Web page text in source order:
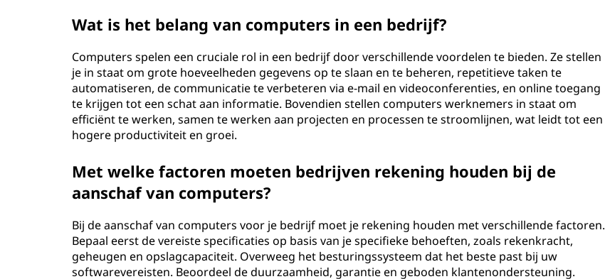
Wat is het belang van computers in een bedrijf?
Computers spelen een cruciale rol in een bedrijf door verschillende voordelen te bieden. Ze stellen
je in staat om grote hoeveelheden gegevens op te slaan en te beheren, repetitieve taken te
automatiseren, de communicatie te verbeteren via e-mail en videoconferenties, en online toegang
te krijgen tot een schat aan informatie. Bovendien stellen computers werknemers in staat om
efficiënt te werken, samen te werken aan projecten en processen te stroomlijnen, wat leidt tot een
hogere productiviteit en groei.
Met welke factoren moeten bedrijven rekening houden bij de
aanschaf van computers?
Bij de aanschaf van computers voor je bedrijf moet je rekening houden met verschillende factoren.
Bepaal eerst de vereiste specificaties op basis van je specifieke behoeften, zoals rekenkracht,
geheugen en opslagcapaciteit. Overweeg het besturingssysteem dat het beste past bij uw
softwarevereisten. Beoordeel de duurzaamheid, garantie en geboden klantenondersteuning.